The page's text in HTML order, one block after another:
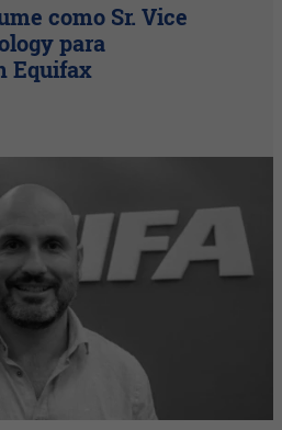
como Sr. Vice
para
Equifax